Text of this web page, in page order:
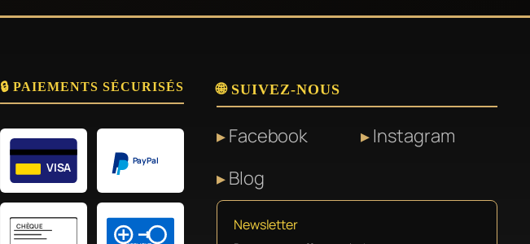
🔒 PAIEMENTS SÉCURISÉS
VISA PayPal
CHÈQUE
🌐 SUIVEZ-NOUS
Facebook
Instagram
Blog
Newsletter